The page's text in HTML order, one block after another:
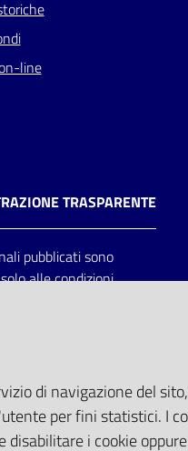
line
TRASPARENTE
pubblicati sono
alle condizioni
di navigazione del
per fini statistici. I
i cookie